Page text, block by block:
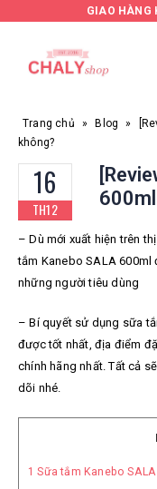
GIAO HÀNG
Trang chủ » Blog »
không?
16
TH12
–Dù mới xuất hiện trên
tắm Kanebo SALA
những người tiêu dùng
– Bí quyết sử dụng sữa
được tốt nhất, địa điểm
chính hãng nhất. Tất cả
dõi nhé.
1 Sữa tắm Kanebo